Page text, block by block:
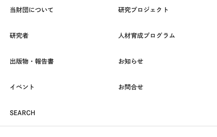
当財団について 研究プロジェクト
研究者 人材育成プログラム
出版物・報告書 お知らせ
イベント お問合せ
SEARCH